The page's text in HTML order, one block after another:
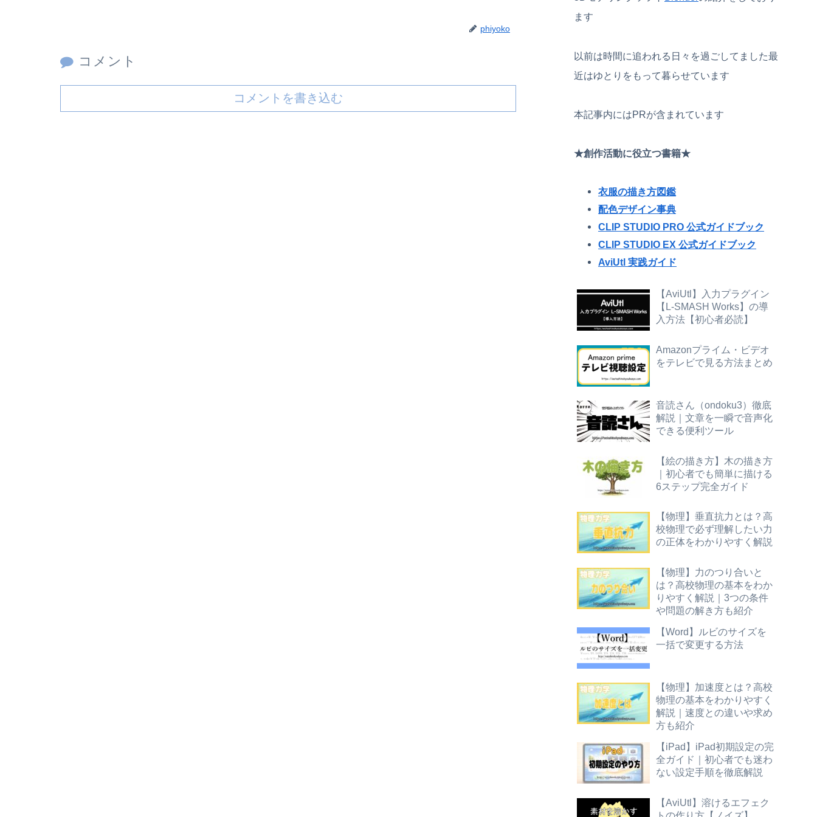
phiyoko
コメント
コメントを書き込む
ます
以前は時間に追われる日々を過ごしてました最
近はゆとりをもって暮らせています
本記事内にはPRが含まれています
★創作活動に役立つ書籍★
衣服の描き方図鑑
配色デザイン事典
CLIP STUDIO PRO 公式ガイドブック
CLIP STUDIO EX 公式ガイドブック
AviUtl 実践ガイド
【AviUtl】入力プラグイン
【L-SMASH Works】の導
入方法【初心者必読】
Amazonプライム・ビデオ
をテレビで見る方法まとめ
音読さん（ondoku3）徹底
解説｜文章を一瞬で音声化
できる便利ツール
【絵の描き方】木の描き方
｜初心者でも簡単に描ける
6ステップ完全ガイド
【物理】垂直抗力とは？高
校物理で必ず理解したい力
の正体をわかりやすく解説
【物理】力のつり合いと
は？高校物理の基本をわか
りやすく解説｜3つの条件
や問題の解き方も紹介
【Word】ルビのサイズを
一括で変更する方法
【物理】加速度とは？高校
物理の基本をわかりやすく
解説｜速度との違いや求め
方も紹介
【iPad】iPad初期設定の完
全ガイド｜初心者でも迷わ
ない設定手順を徹底解説
【AviUtl】溶けるエフェク